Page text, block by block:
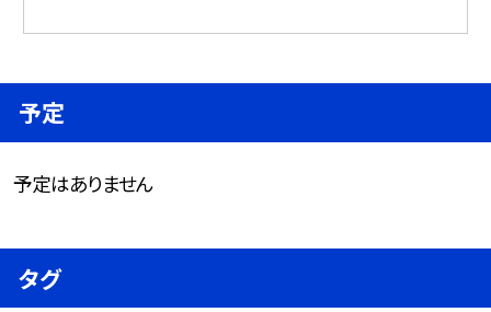
予定
予定はありません
タグ